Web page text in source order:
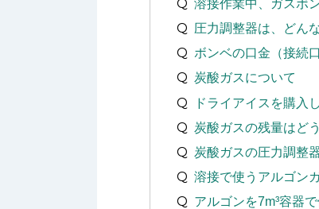
溶接作業中、ガスボ
圧力調整器は、どん
ボンベの口金（接続
炭酸ガスについて
ドライアイスを購入
炭酸ガスの残量はど
炭酸ガスの圧力調整
溶接で使うアルゴン
アルゴンを7m³容器